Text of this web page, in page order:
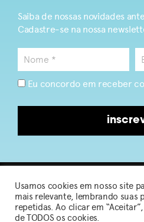
Saiba de nossas novidades
Cadastre-se na nossa
Eu concordo em receber
2026 © Sou de
Usamos cookies em nosso site
mais relevante, lembrando suas
repetidas. Ao clicar em
de TODOS os cookies.